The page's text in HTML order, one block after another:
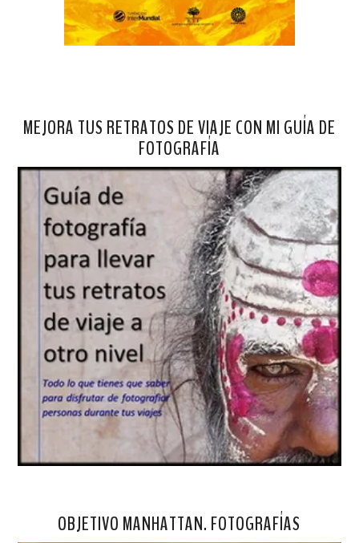
MEJORA TUS RETRATOS DE VIAJE CON MI GUÍA DE
FOTOGRAFÍA
OBJETIVO MANHATTAN. FOTOGRAFÍAS